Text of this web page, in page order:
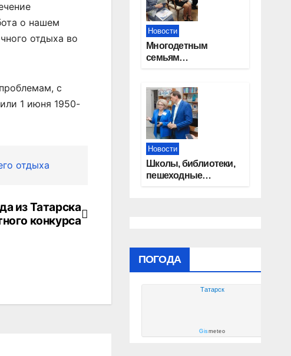
о нашем
отдыха во
с
1 июня 1950-
отдыха
из Татарска
конкурса
Новости
Многодетным
семьям
сертификаты на
приобретение
автомобилей
Новости
Школы, библиотеки,
пешеходные
социальных
объектах
ПОГОДА
Татарск
Gismeteo